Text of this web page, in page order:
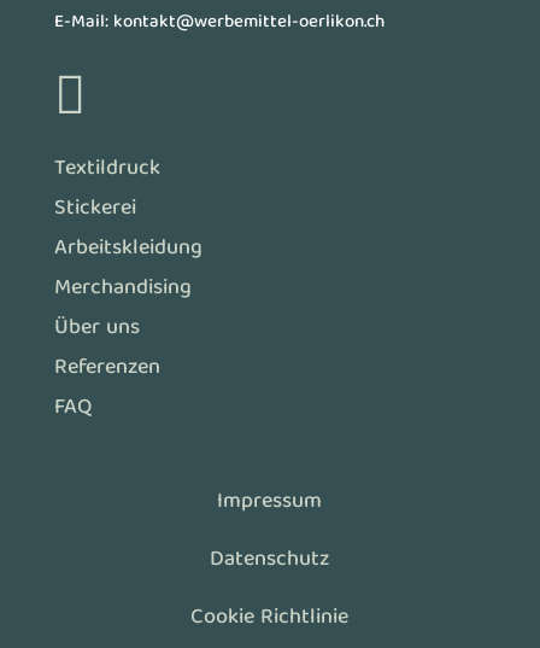
E-Mail:kontakt@werbemittel-oerlikon.ch

Textildruck
Stickerei
Arbeitskleidung
Merchandising
Über uns
Referenzen
FAQ
Impressum
Datenschutz
Cookie Richtlinie